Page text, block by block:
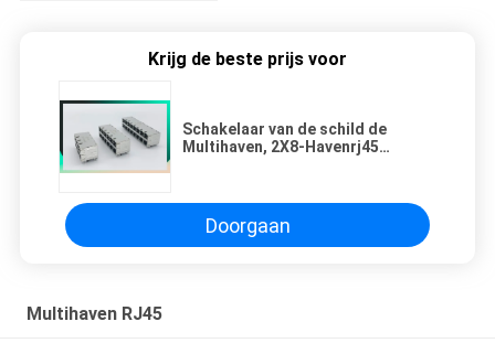
Krijg de beste prijs voor
Schakelaar van de schild de
Multihaven, 2X8-Havenrj45
Omhoog/
Doorgaan
Multihaven RJ45